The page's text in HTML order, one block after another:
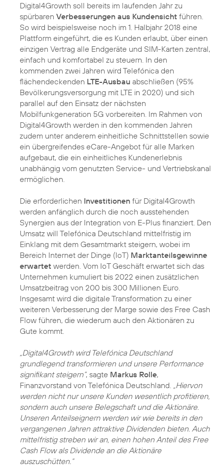
Digital4Growth soll bereits im laufenden Jahr zu
spürbaren Verbesserungen aus Kundensicht führen.
So wird beispielsweise noch im 1. Halbjahr 2018 eine
Plattform eingeführt, die es Kunden erlaubt, über einen
einzigen Vertrag alle Endgeräte und SIM-Karten zentral,
einfach und komfortabel zu steuern. In den
kommenden zwei Jahren wird Telefónica den
flächendeckenden LTE-Ausbau abschließen (95%
Bevölkerungsversorgung mit LTE in 2020) und sich
parallel auf den Einsatz der nächsten
Mobilfunkgeneration 5G vorbereiten. Im Rahmen von
Digital4Growth werden in den kommenden Jahren
zudem unter anderem einheitliche Schnittstellen sowie
ein übergreifendes eCare-Angebot für alle Marken
aufgebaut, die ein einheitliches Kundenerlebnis
unabhängig vom genutzten Service- und Vertriebskanal
ermöglichen.
Die erforderlichen Investitionen für Digital4Growth
werden anfänglich durch die noch ausstehenden
Synergien aus der Integration von E-Plus finanziert. Den
Umsatz will Telefónica Deutschland mittelfristig im
Einklang mit dem Gesamtmarkt steigern, wobei im
Bereich Internet der Dinge (IoT) Marktanteilsgewinne
erwartet werden. Vom IoT Geschäft erwartet sich das
Unternehmen kumuliert bis 2022 einen zusätzlichen
Umsatzbeitrag von 200 bis 300 Millionen Euro.
Insgesamt wird die digitale Transformation zu einer
weiteren Verbesserung der Marge sowie des Free Cash
Flow führen, die wiederum auch den Aktionären zu
Gute kommt.
„Digital4Growth wird Telefónica Deutschland
grundlegend transformieren und unsere Performance
signifikant steigern“, sagte Markus Rolle,
Finanzvorstand von Telefónica Deutschland. „Hiervon
werden nicht nur unsere Kunden wesentlich profitieren,
sondern auch unsere Belegschaft und die Aktionäre.
Unseren Anteilseignern werden wir wie bereits in den
vergangenen Jahren attraktive Dividenden bieten. Auch
mittelfristig streben wir an, einen hohen Anteil des Free
Cash Flow als Dividende an die Aktionäre
auszuschütten.“